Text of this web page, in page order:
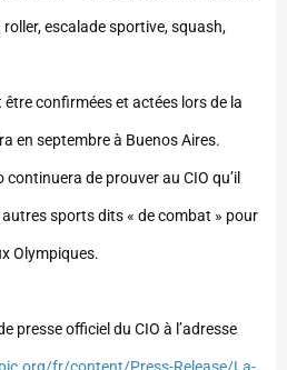
escalade sportive, squash,
confirmées et actées lors de la
en septembre à Buenos Aires.
de prouver au CIO qu’il
sports dits « de combat » pour
Olympiques.
presse officiel du CIO à l’adresse